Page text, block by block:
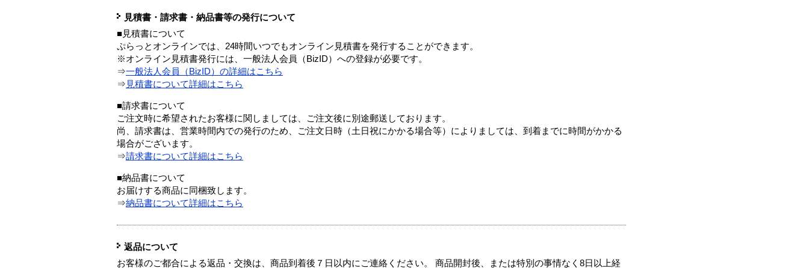
見積書・請求書・納品書等の発行について
■見積書について
ぷらっとオンラインでは、24時間いつでもオンライン見積書を発行することができます。
※オンライン見積書発行には、一般法人会員（BizID）への登録が必要です。
⇒一般法人会員（BizID）の詳細はこちら
⇒ 見積書について詳細はこちら
■請求書について
ご注文時に希望されたお客様に関しましては、ご注文後に別途郵送しております。
尚、請求書は、営業時間内での発行のため、ご注文日時（土日祝にかかる場合等）によりましては、到着までに時間がかかる
場合がございます。
⇒請求書について詳細はこちら
■納品書について
お届けする商品に同梱致します。
⇒納品書について詳細はこちら
返品について
お客様のご都合による返品・交換は、商品到着後７日以内にご連絡ください。 商品開封後、または特別の事情なく8日以上経